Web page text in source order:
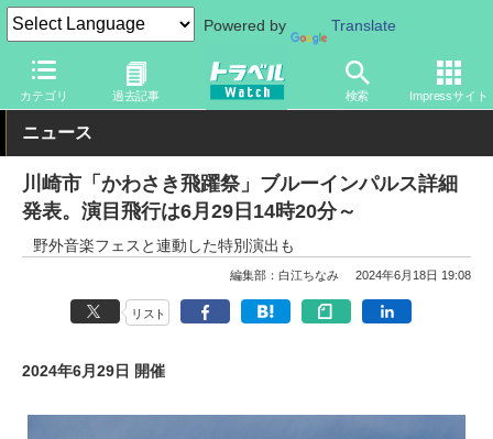
Powered by Translate
カテゴリ 過去記事 検索 Impressサイト
トラベル Watch 地域 国内旅行 神奈川
ニュース
川崎市「かわさき飛躍祭」ブルーインパルス詳細
発表。演目飛行は6月29日14時20分～
野外音楽フェスと連動した特別演出も
編集部：白江ちなみ 2024年6月18日 19:08
リスト
2024年6月29日 開催